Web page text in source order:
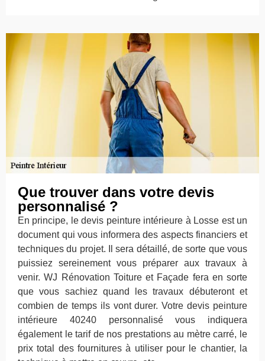
Que trouver dans votre devis
personnalisé ?
En principe, le devis peinture intérieure à Losse est un
document qui vous informera des aspects financiers et
techniques du projet. Il sera détaillé, de sorte que vous
puissiez sereinement vous préparer aux travaux à
venir. WJ Rénovation Toiture et Façade fera en sorte
que vous sachiez quand les travaux débuteront et
combien de temps ils vont durer. Votre devis peinture
intérieure 40240 personnalisé vous indiquera
également le tarif de nos prestations au mètre carré, le
prix total des fournitures à utiliser pour le chantier, la